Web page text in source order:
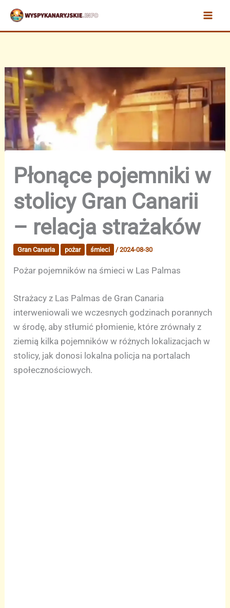
Przejdź
treści
Płonące pojemniki w
stolicy Gran Canarii
– relacja strażaków
Gran Canaria pożar śmieci /2024-08-30
Pożar pojemników na śmieci w Las Palmas
Strażacy z Las Palmas de Gran Canaria
interweniowali we wczesnych godzinach porannych
w środę, aby stłumić płomienie, które zrównały z
ziemią kilka pojemników w różnych lokalizacjach w
stolicy, jak donosi lokalna policja na portalach
społecznościowych.